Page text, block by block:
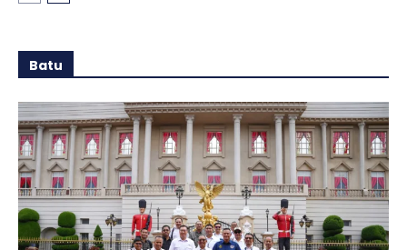
Batu